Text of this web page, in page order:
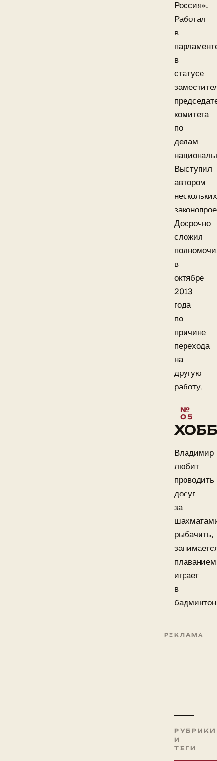
Россия».
Работал
в
в
статусе
комитета
по
делам
Выступил
автором
нескольких
Досрочно
сложил
в
октябре
2013
года
по
причине
перехода
на
другую
работу.
Владимир
любит
проводить
досуг
за
рыбачить,
играет
в
РЕКЛАМА
РУБРИКИ
И
ТЕГИ